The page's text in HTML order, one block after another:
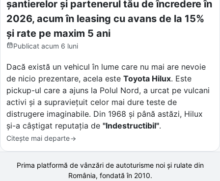
șantierelor și partenerul tău de încredere în
2026, acum în leasing cu avans de la 15%
și rate pe maxim 5 ani
Publicat acum 6 luni
Dacă există un vehicul în lume care nu mai are nevoie
de nicio prezentare, acela este Toyota Hilux. Este
pickup-ul care a ajuns la Polul Nord, a urcat pe vulcani
activi și a supraviețuit celor mai dure teste de
distrugere imaginabile. Din 1968 și până astăzi, Hilux
și-a câștigat reputația de "Indestructibil".
Citește mai departe
Prima platformă de vânzări de autoturisme noi și rulate din
România, fondată în 2010.